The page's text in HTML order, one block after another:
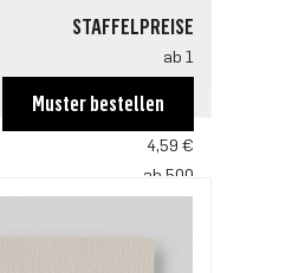
STAFFELPREISE
ab 1
ab 100
4,59 €
ab 500
ab 1000
Muster bestellen